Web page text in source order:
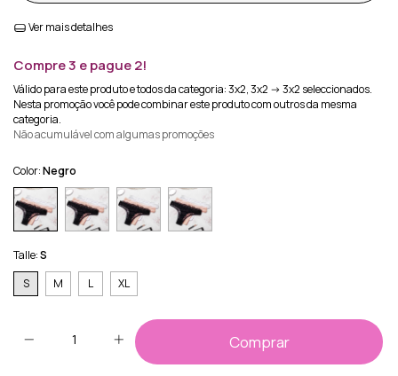
Ver mais detalhes
Compre 3 e pague 2!
Válido para este produto e todos da categoria: 3x2, 3x2 -> 3x2 seleccionados.
Nesta promoção você pode combinar este produto com outros da mesma
categoria.
Não acumulável com algumas promoções
Color:Negro
Talle:S
S
M L XL